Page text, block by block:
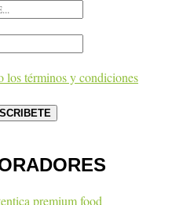
los términos y condiciones